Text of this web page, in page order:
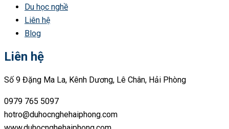
Du học nghề
Liên hệ
Blog
Liên hệ
Số 9 Đặng Ma La, Kênh Dương, Lê Chân, Hải Phòng
0979 765 5097
hotro@duhocnghehaiphong.com